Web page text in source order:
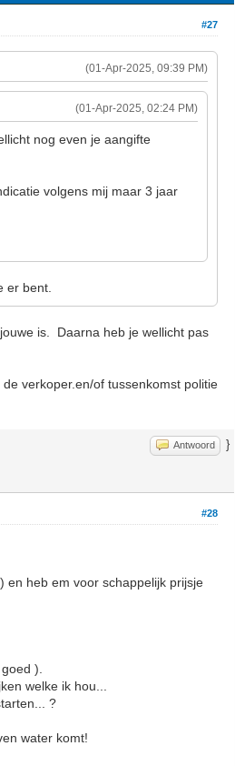
#27
(01-Apr-2025, 09:39 PM)
(01-Apr-2025, 02:24 PM)
nog even je aangifte
volgens mij maar 3 jaar
er bent.
is. Daarna heb je wellicht pas
verkoper.en/of tussenkomst politie
Antwoord }
#28
en heb em voor schappelijk prijsje
).
welke ik hou...
?
water komt!